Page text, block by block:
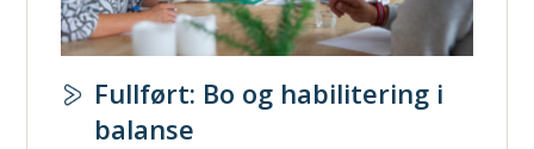
Fullført: Bo og habilitering i
balanse